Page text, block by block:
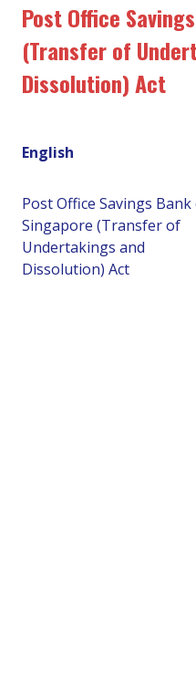
Post Office
(Transfer of
Dissolution) Act
English
Post Office Savings
Singapore (Transfer of
Undertakings and
Dissolution) Act